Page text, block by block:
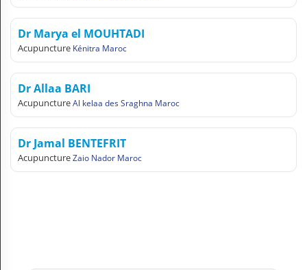
Dr Marya el MOUHTADI
Acupuncture Kénitra Maroc
Dr Allaa BARI
AcupunctureAl kelaa des Sraghna Maroc
Dr Jamal BENTEFRIT
AcupunctureZaio Nador Maroc